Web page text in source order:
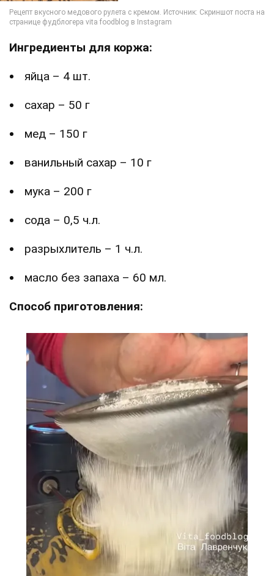
Ингредиенты для коржа:
яйца – 4 шт.
сахар – 50 г
мед – 150 г
ванильный сахар – 10 г
мука – 200 г
сода – 0,5 ч.л.
разрыхлитель – 1 ч.л.
масло без запаха – 60 мл.
Способ приготовления: